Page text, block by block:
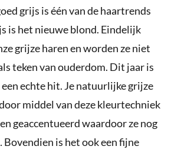
grijs is één van de haartrends
is het nieuwe blond. Eindelijk
grijze haren en worden ze niet
teken van ouderdom. Dit jaar is
een echte hit. Je natuurlijke grijze
middel van deze kleurtechniek
geaccentueerd waardoor ze nog
is het ook een fijne